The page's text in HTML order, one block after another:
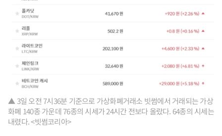
▲ 3일 오전 7시36분 기준으로 가상화폐거래소 빗썸에서 거래되는 가상
화폐 140종 가운데 76종의 시세가 24시간 전보다 올랐다. 64종의 시세는
내렸다. <빗썸코리아>